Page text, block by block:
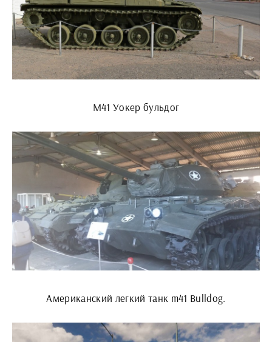
M41 Уокер бульдог
Американский легкий танк m41 Bulldog.